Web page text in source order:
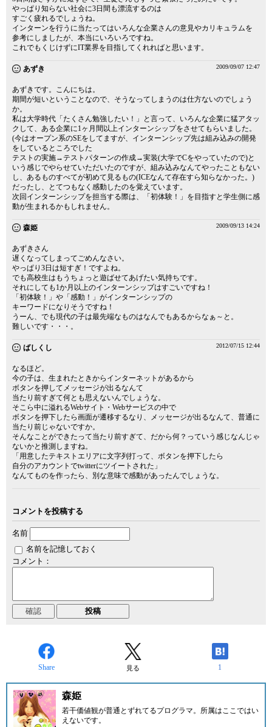
やっぱり知らない社会に3日間も漂流するのは
すごく疲れるでしょうね。
インターンを行うに当たってはいろんな企業さんの意見やカリキュラムを
参考にしましたが、本当にいろいろですね。
これでもくじけずにIT業界を目指してくれればと思います。
あずき 2009/09/07 12:47
あずきです。こんにちは。
期間が短いということなので、そうなってしまうのは仕方ないのでしょう
か。
私は大学時代「たくさん勉強したい！」と言って、いろんな企業に猛アタッ
クして、ある企業に1ヶ月間以上インターンシップをさせてもらいました。
(今はオープン系のSEをしてますが、インターンシップ先は組み込みの開発
をしているところでした
テストの実施→テストパターンの作成→実装(大学でCをやっていたので)と
いう感じでやらせていただいたのですが、組み込みなんてやったこともない
し、あるものすべてが初めて見るもの(ICEなんて存在すら知らなかった。)
だったし、とてつもなく感動したのを覚えています。
次回インターンシップを担当する際は、「初体験！」を目指すと学生側に感
動が生まれるかもしれません。
森姫 2009/09/13 14:24
あずきさん
遅くなってしまってごめんなさい。
やっぱり3日は短すぎ！ですよね。
でも高校生はもうちょっと遊ばせてあげたい気持ちです。
それにしても1か月以上のインターンシップはすごいですね！
「初体験！」や「感動！」がインターンシップの
キーワードになりそうですね！
うーん、でも現代の子は最先端なものはなんでもあるからなぁ～と。
難しいです・・・。
ばしくし 2012/07/15 12:44
なるほど。
今の子は、生まれたときからインターネットがあるから
ボタンを押してメッセージが出るなんて
当たり前すぎて何とも思えないんでしょうな。
そこら中に溢れるWebサイト・Webサービスの中で
ボタンを押下したら画面が遷移するなり、メッセージが出るなんて、普通に
当たり前じゃないですか。
そんなことができたって当たり前すぎて、だから何？っていう感じなんじゃ
ないかと推測しますね。
「用意したテキストエリアに文字列打って、ボタンを押下したら
自分のアカウントでtwitterにツイートされた」
なんてものを作ったら、別な意味で感動があったんでしょうな。
コメントを投稿する
名前
名前を記憶しておく
コメント：
Share 見る 1
森姫
若干価値観が普通とずれてるプログラマ。所属はここではい
えないです。